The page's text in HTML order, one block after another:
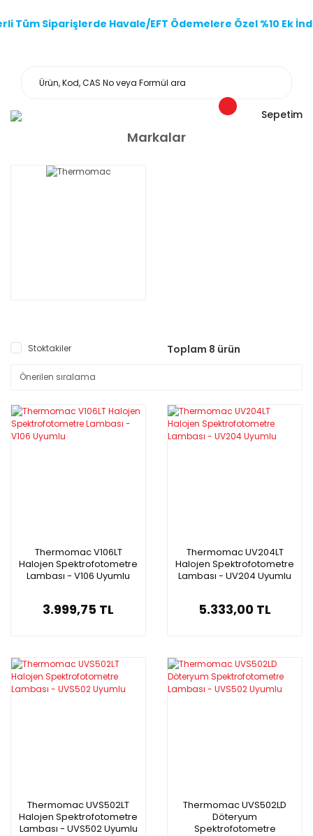
Tüm Siparişlerde Havale/EFT Ödemelere Özel %10 Ek
Sepetim
Markalar
Stoktakiler Toplam 8 ürün
Thermomac V106LT
Halojen Spektrofotometre
Lambası - V106 Uyumlu
3.999,75 TL
Thermomac UV204LT
Halojen Spektrofotometre
Lambası - UV204 Uyumlu
5.333,00 TL
Thermomac UVS502LT
Halojen Spektrofotometre
Lambası - UVS502 Uyumlu
Thermomac UVS502LD
Döteryum
Spektrofotometre